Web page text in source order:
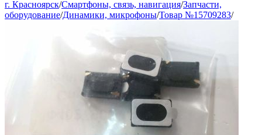
г. Красноярск/Смартфоны, связь, навигация/Запчасти,
оборудование/Динамики, микрофоны/Товар №15709283/